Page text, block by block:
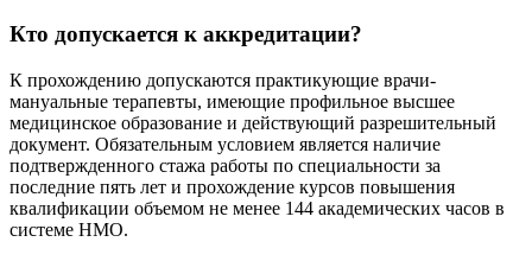
Кто допускается к аккредитации?
К прохождению допускаются практикующие врачи-
мануальные терапевты, имеющие профильное высшее
медицинское образование и действующий разрешительный
документ. Обязательным условием является наличие
подтвержденного стажа работы по специальности за
последние пять лет и прохождение курсов повышения
квалификации объемом не менее 144 академических часов в
системе НМО.